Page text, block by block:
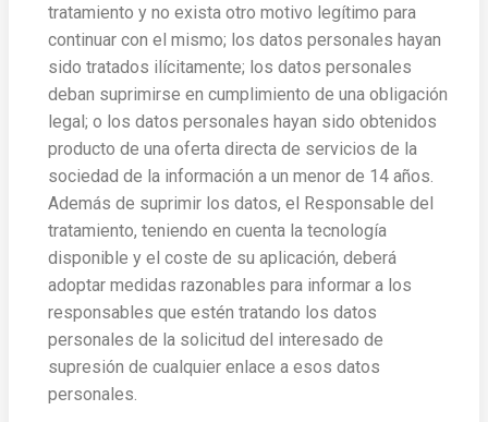
tratamiento y no exista otro motivo legítimo para
continuar con el mismo; los datos personales hayan
sido tratados ilícitamente; los datos personales
deban suprimirse en cumplimiento de una obligación
legal; o los datos personales hayan sido obtenidos
producto de una oferta directa de servicios de la
sociedad de la información a un menor de 14 años.
Además de suprimir los datos, el Responsable del
tratamiento, teniendo en cuenta la tecnología
disponible y el coste de su aplicación, deberá
adoptar medidas razonables para informar a los
responsables que estén tratando los datos
personales de la solicitud del interesado de
supresión de cualquier enlace a esos datos
personales.